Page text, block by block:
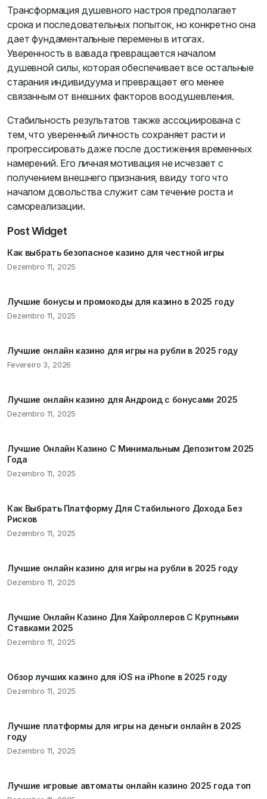
Трансформация душевного настроя предполагает
срока и последовательных попыток, но конкретно она
дает фундаментальные перемены в итогах.
Уверенность в вавада превращается началом
душевной силы, которая обеспечивает все остальные
старания индивидуума и превращает его менее
связанным от внешних факторов воодушевления.
Стабильность результатов также ассоциирована с
тем, что уверенный личность сохраняет расти и
прогрессировать даже после достижения временных
намерений. Его личная мотивация не исчезает с
получением внешнего признания, ввиду того что
началом довольства служит сам течение роста и
самореализации.
Post Widget
Как выбрать безопасное казино для честной игры
Dezembro 11, 2025
Лучшие бонусы и промокоды для казино в 2025 году
Dezembro 11, 2025
Лучшие онлайн казино для игры на рубли в 2025 году
Fevereiro 3, 2026
Лучшие онлайн казино для Андроид с бонусами 2025
Dezembro 11, 2025
Лучшие Онлайн Казино С Минимальным Депозитом 2025
Года
Dezembro 11, 2025
Как Выбрать Платформу Для Стабильного Дохода Без
Рисков
Dezembro 11, 2025
Лучшие онлайн казино для игры на рубли в 2025 году
Dezembro 11, 2025
Лучшие Онлайн Казино Для Хайроллеров С Крупными
Ставками 2025
Dezembro 11, 2025
Обзор лучших казино для iOS на iPhone в 2025 году
Dezembro 11, 2025
Лучшие платформы для игры на деньги онлайн в 2025
году
Dezembro 11, 2025
Лучшие игровые автоматы онлайн казино 2025 года топ